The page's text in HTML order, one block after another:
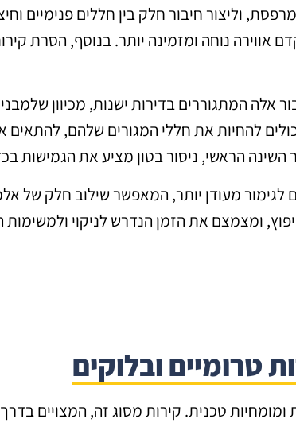
וליצור חיבור חלק בין חללים
נוחה ומזמינה יותר. בנוסף, הסרת
אלה המתגוררים בדירות ישנות, מכיוון
להחיות את חללי המגורים שלהם,
הראשי, ניסור בטון מציע את הגמישות
לגימור מעודן יותר, המאפשר שילוב חלק של
ומצמצם את הזמן הנדרש לניקוי ולמשימות
טרומיים ובלוקים
ומומחיות טכנית. קירות מסוג זה, המצויים